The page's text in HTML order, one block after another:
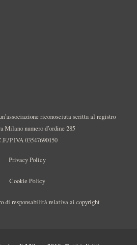
riconosciuta scritta al registro
Milano numero d’ordine 285
P.IVA 03547690150
Privacy Policy
Cookie Policy
di responsabilità relativa ai copyright